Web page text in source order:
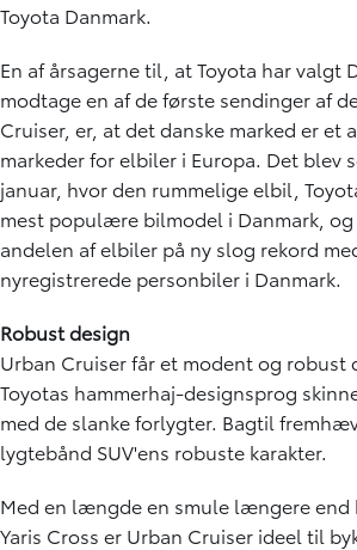
Toyota Danmark.
En af årsagerne til, at Toyota har valgt
modtage en af de første sendinger af
Cruiser, er, at det danske marked er et
markeder for elbiler i Europa. Det blev
januar, hvor den rummelige elbil,
mest populære bilmodel i Danmark,
andelen af elbiler på ny slog rekord
nyregistrerede personbiler i Danmark.
Robust design
Urban Cruiser får et modent og robust
Toyotas hammerhaj-designsprog
med de slanke forlygter. Bagtil
lygtebånd SUV'ens robuste karakter.
Med en længde en smule længere end
Yaris Cross er Urban Cruiser ideel til